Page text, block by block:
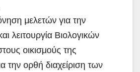
μελετών για την
λειτουργία Βιολογικών
οικισμούς της
την ορθή διαχείριση των